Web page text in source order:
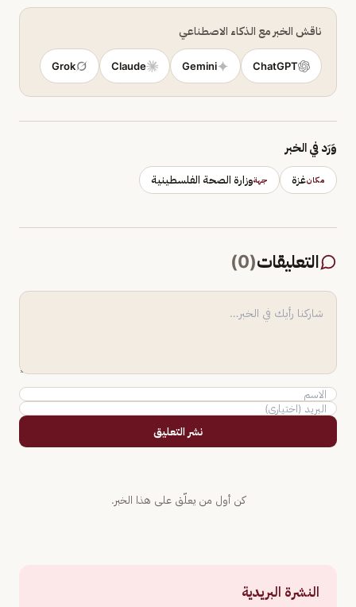
ناقش الخبر مع الذكاء الاصطناعي
ChatGPT
Gemini
Claude
Grok
وَرَد في الخبر
مكانغزة جهةوزارة الصحة الفلسطينية
التعليقات(
0
)
نشر التعليق
كن أول من يعلّق على هذا الخبر.
النشرة البريدية